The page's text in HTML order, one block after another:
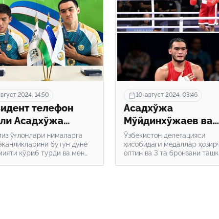
2024, 14:50
телефон
Асадхўжа
ва
ўғлонлари нималарга
бутун дунё
кўриб турди ва мен
10-август 2024, 03:46
Асадхўжа
Мўйдинхўжаев ва
Лазизбек
Олимпиада
бўлди
Ўзбекистон делегацияси
ҳисобидаги медаллар
олтин ва 3 та бронзани